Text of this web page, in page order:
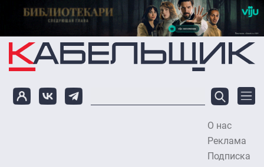
Перейти к основному содержанию
О нас
Реклама
Подписка